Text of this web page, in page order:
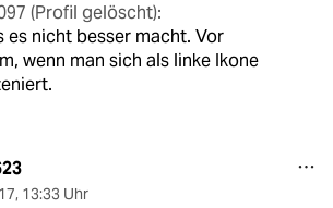
(Profil gelöscht):
es nicht besser macht. Vor
wenn man sich als linke Ikone
, 13:33 Uhr